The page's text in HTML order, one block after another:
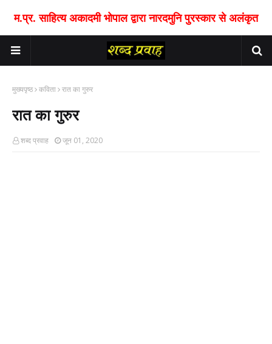
म.प्र. साहित्य अकादमी भोपाल द्वारा नारदमुनि पुरस्कार से अलंकृत
मुख्यपृष्ठ कविता रात का गुरुर
रात का गुरुर
शब्द प्रवाह जून 01, 2020